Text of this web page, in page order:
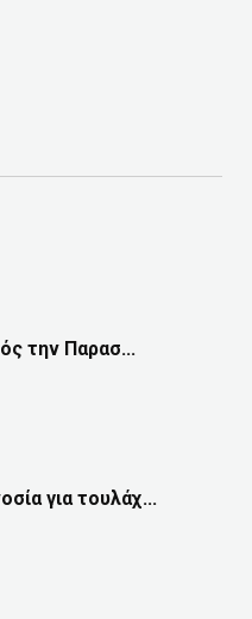
την Παρασ...
για τουλάχ...